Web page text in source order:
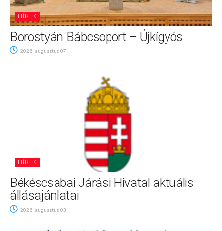
HÍREK
Borostyán Bábcsoport – Újkígyós
2026. augusztus 07.
HÍREK
Békéscsabai Járási Hivatal aktuális
állásajánlatai
2026. augusztus 03.